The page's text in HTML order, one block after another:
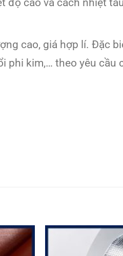
cao, giá hợp lí. Đặc
phi kim,… theo yêu cầu